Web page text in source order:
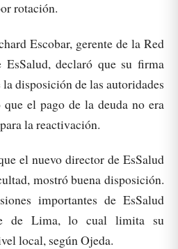
rotación.
Escobar, gerente de la Red
declaró que su firma
disposición de las autoridades
el pago de la deuda no era
la reactivación.
el nuevo director de EsSalud
mostró buena disposición.
importantes de EsSalud
de Lima, lo cual limita su
local, según Ojeda.